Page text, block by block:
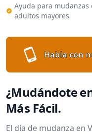
Ayuda para mudanzas
adultos mayores
Habla con
¿Mudándote
Más Fácil.
El día de mudanza en